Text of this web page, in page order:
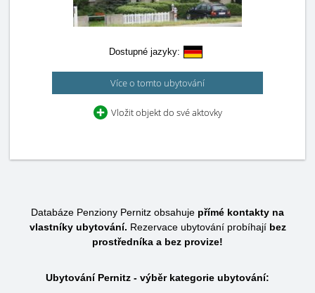
Dostupné jazyky:
Více o tomto ubytování
Vložit objekt do své aktovky
Databáze Penziony Pernitz obsahuje přímé kontakty na
vlastníky ubytování. Rezervace ubytování probíhají bez
prostředníka a bez provize!
Ubytování Pernitz - výběr kategorie ubytování: